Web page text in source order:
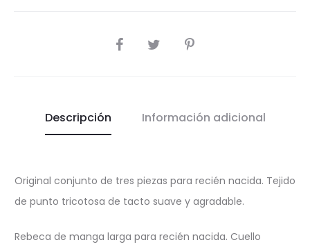
COMPARTIR
Descripción Información adicional
Original conjunto de tres piezas para recién nacida. Tejido
de punto tricotosa de tacto suave y agradable.
Rebeca de manga larga para recién nacida. Cuello